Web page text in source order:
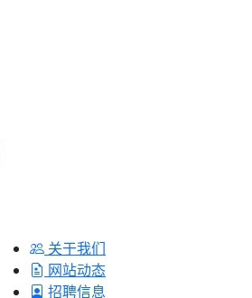
关于我们
网站动态
招聘信息